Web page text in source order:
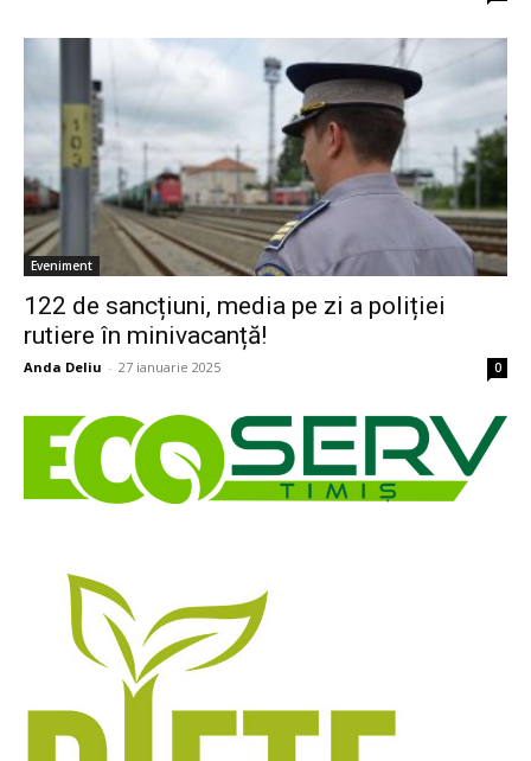
Eveniment
122 de sancțiuni, media pe zi a poliției
rutiere în minivacanță!
Anda Deliu - 27 ianuarie 2025 0